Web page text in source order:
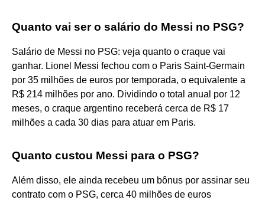
Quanto vai ser o salário do Messi no PSG?
Salário de Messi no PSG: veja quanto o craque vai
ganhar. Lionel Messi fechou com o Paris Saint-Germain
por 35 milhões de euros por temporada, o equivalente a
R$ 214 milhões por ano. Dividindo o total anual por 12
meses, o craque argentino receberá cerca de R$ 17
milhões a cada 30 dias para atuar em Paris.
Quanto custou Messi para o PSG?
Além disso, ele ainda recebeu um bônus por assinar seu
contrato com o PSG, cerca 40 milhões de euros